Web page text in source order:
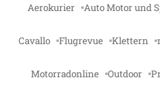
Aerokurier Auto Motor und
Cavallo Flugrevue Klettern
Motorradonline Outdoor